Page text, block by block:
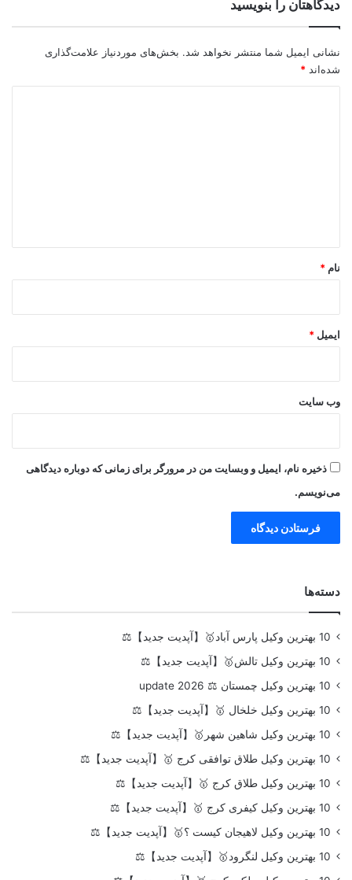
دیدگاهتان را بنویسید
نشانی ایمیل شما منتشر نخواهد شد. بخش‌های موردنیاز علامت‌گذاری
شده‌اند *
نام *
ایمیل *
وب‌ سایت
ذخیره نام، ایمیل و وبسایت من در مرورگر برای زمانی که دوباره دیدگاهی
می‌نویسم.
دسته‌ها
10 بهترین وکیل پارس آباد🥇【آپدیت جدید】⚖️
10 بهترین وکیل تالش🥇【آپدیت جدید】⚖️
10 بهترین وکیل چمستان ⚖️ update 2026
10 بهترین وکیل خلخال 🥇【آپدیت جدید】⚖️
10 بهترین وکیل شاهین شهر🥇【آپدیت جدید】⚖️
10 بهترین وکیل طلاق توافقی کرج 🥇【آپدیت جدید】⚖️
10 بهترین وکیل طلاق کرج 🥇【آپدیت جدید】⚖️
10 بهترین وکیل کیفری کرج 🥇【آپدیت جدید】⚖️
10 بهترین وکیل لاهیجان کیست ؟🥇【آپدیت جدید】⚖️
10 بهترین وکیل لنگرود🥇【آپدیت جدید】⚖️